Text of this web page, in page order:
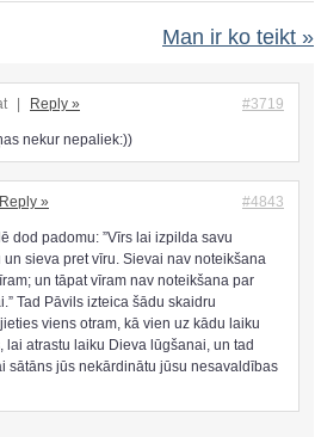
Man ir ko teikt »
| Reply » #3719
nekur nepaliek:))
Reply » #4843
dod padomu: ”Vīrs lai izpilda savu
sieva pret vīru. Sievai nav noteikšana
un tāpat vīram nav noteikšana par
Tad Pāvils izteica šādu skaidru
viens otram, kā vien uz kādu laiku
lai atrastu laiku Dieva lūgšanai, un tad
sātāns jūs nekārdinātu jūsu nesavaldības